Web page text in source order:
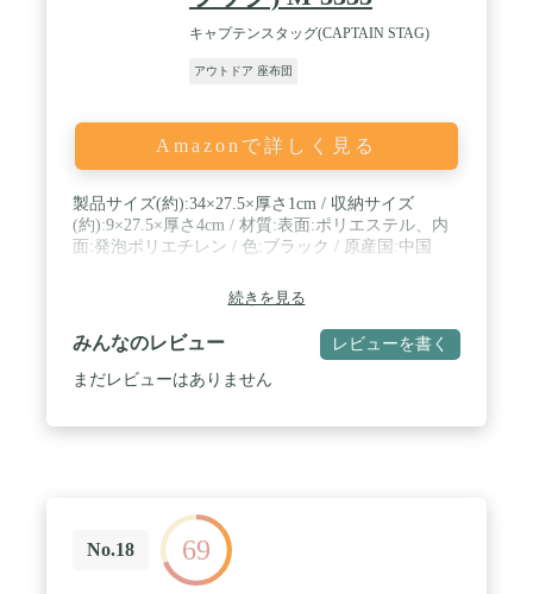
キャプテンスタッグ(CAPTAIN STAG)
アウトドア 座布団
Amazonで詳しく見る
製品サイズ(約):34×27.5×厚さ1cm / 収納サイズ
(約):9×27.5×厚さ4cm / 材質:表面:ポリエステル、内
面:発泡ポリエチレン / 色:ブラック / 原産国:中国
続きを見る
みんなのレビュー レビューを書く
まだレビューはありません
No.18 69